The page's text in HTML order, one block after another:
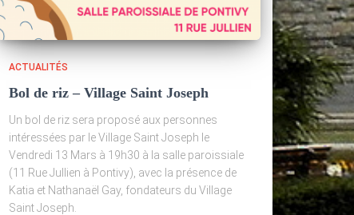
ACTUALITÉS
Bol de riz – Village Saint Joseph
Un bol de riz sera proposé aux personnes
intéressées par le Village Saint Joseph le
Vendredi 13 Mars à 19h30 à la salle paroissiale
(11 Rue Jullien à Pontivy), avec la présence de
Katia et Nathanaël Gay, fondateurs du Village
Saint Joseph.